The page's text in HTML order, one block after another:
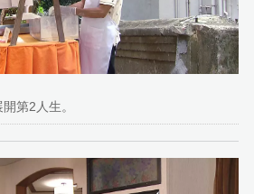
第2人生。